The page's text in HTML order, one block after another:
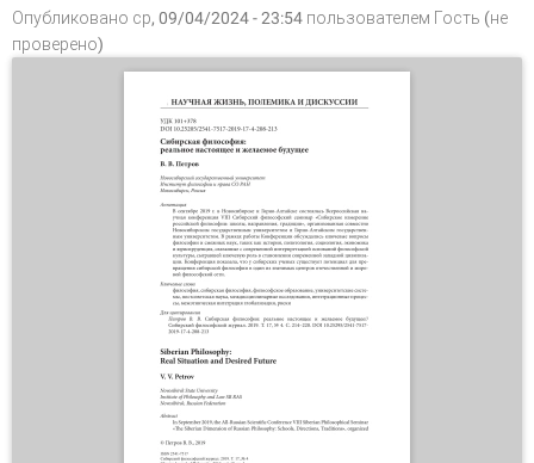
Опубликовано ср, 09/04/2024 - 23:54 пользователем Гость (не
проверено)